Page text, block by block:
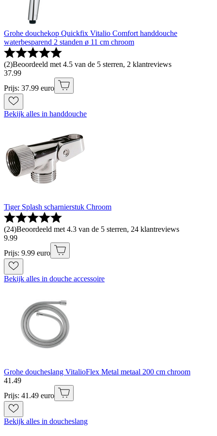
Grohe douchekop Quickfix Vitalio Comfort handdouche
waterbesparend 2 standen ø 11 cm chroom
(2)Beoordeeld met 4.5 van de 5 sterren, 2 klantreviews
37.99
Prijs: 37.99 euro
Bekijk alles in handdouche
Tiger Splash scharnierstuk Chroom
(24)Beoordeeld met 4.3 van de 5 sterren, 24 klantreviews
9.99
Prijs: 9.99 euro
Bekijk alles in douche accessoire
Grohe doucheslang VitalioFlex Metal metaal 200 cm chroom
41 .49
Prijs: 41.49 euro
Bekijk alles in doucheslang